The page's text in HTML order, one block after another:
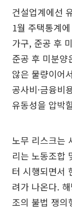
건설업계에선
1월 주택통계
가구, 준공 후
준공 후 미분양
않은 물량이어
공사비·금융비
유동성을 압박
노무 리스크는
리는 노동조합
터 시행되면서
려가 나온다.
조의 불법 쟁의